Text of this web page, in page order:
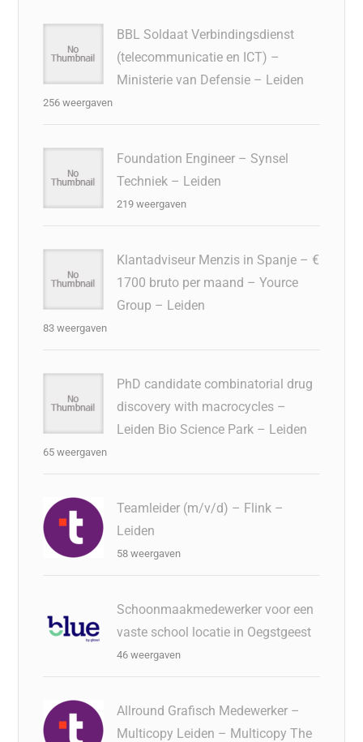
BBL Soldaat Verbindingsdienst
(telecommunicatie en ICT) –
Ministerie van Defensie – Leiden
256 weergaven
Foundation Engineer – Synsel
Techniek – Leiden
219 weergaven
Klantadviseur Menzis in Spanje – €
1700 bruto per maand – Yource
Group – Leiden
83 weergaven
PhD candidate combinatorial drug
discovery with macrocycles –
Leiden Bio Science Park – Leiden
65 weergaven
Teamleider (m/v/d) – Flink –
Leiden
58 weergaven
Schoonmaakmedewerker voor een
vaste school locatie in Oegstgeest
46 weergaven
Allround Grafisch Medewerker –
Multicopy Leiden – Multicopy The